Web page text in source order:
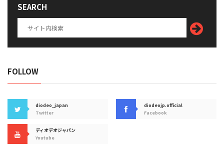
SEARCH
FOLLOW
diodeo_japan
Twitter
diodeojp.official
Facebook
ディオデオジャパン
Youtube